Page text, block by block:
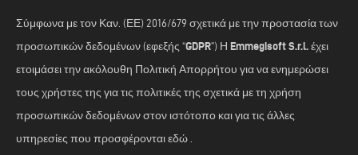
Σύμφωνα με τον Καν. (ΕΕ) 2016/679 σχετικά με την προστασία των
προσωπικών δεδομένων (εφεξής “GDPR”) Η Emmegisoft S.r.l. έχει
ετοιμάσει την ακόλουθη Πολιτική Απορρήτου για να ενημερώσει
τους χρήστες της για τις πολιτικές της σχετικά με τη χρήση
προσωπικών δεδομένων στον ιστότοπο και για τις άλλες
υπηρεσίες που προσφέρονται εδώ .